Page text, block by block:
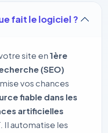
Concrètement, que fait le logiciel ?
site en1ère
(SEO)
vos chances
fiable dans les
artificielles
Il automatise les